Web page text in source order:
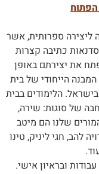
ליצירה ספרותית, אשר
כתיבה קצרות
את יצירתם באופן
הייחודי של בית
הלימודים בבית
של סוגות: שירה,
שלנו הם מיטב
להב, חגי ליניק, טינו
ובראיון אישי.